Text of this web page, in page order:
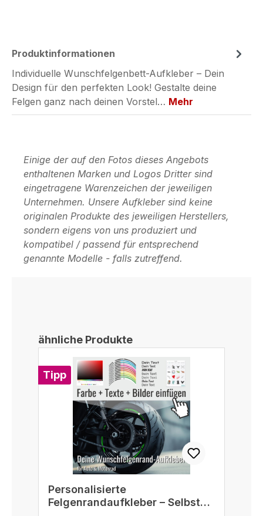
Produktinformationen
Individuelle Wunschfelgenbett-Aufkleber – Dein
Design für den perfekten Look! Gestalte deine
Felgen ganz nach deinen Vorstel… Mehr
Einige der auf den Fotos dieses Angebots
enthaltenen Marken und Logos Dritter sind
eingetragene Warenzeichen der jeweiligen
Unternehmen. Unsere Aufkleber sind keine
originalen Produkte des jeweiligen Herstellers,
sondern eigens von uns produziert und
kompatibel / passend für entsprechend
genannte Modelle - falls zutreffend.
Produktgalerie überspringen
ähnliche Produkte
Tipp
Personalisierte
Felgenrandaufkleber – Selbst